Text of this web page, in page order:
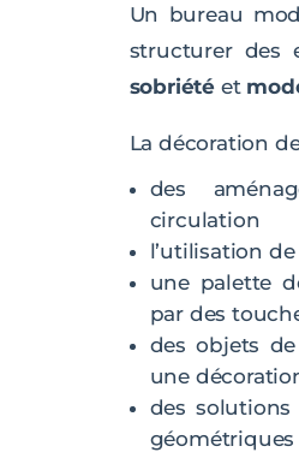
Un bureau
structurer des
sobriétéet
La décoration
des
circulation
l’utilisation
une palette
par des
des objets
une
des solutions
géométriques